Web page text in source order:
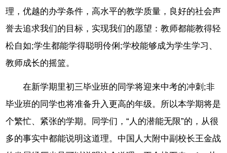
理，优越的办学条件，高水平的教学质量，良好的社会声
誉去追求我们的目标，实现我们的愿望：教师都能教得轻
松自如;学生都能学得聪明伶俐;学校能够成为学生学习、
教师成长的摇篮。
在新学期里初三毕业班的同学将迎来中考的冲刺;非
毕业班的同学也将准备升入更高的年级。所以本学期将是
个繁忙、紧张的学期。同学们，“人的潜能无限”的，从很
多的事实中都能说明这道理。中国人大附中副校长王金战